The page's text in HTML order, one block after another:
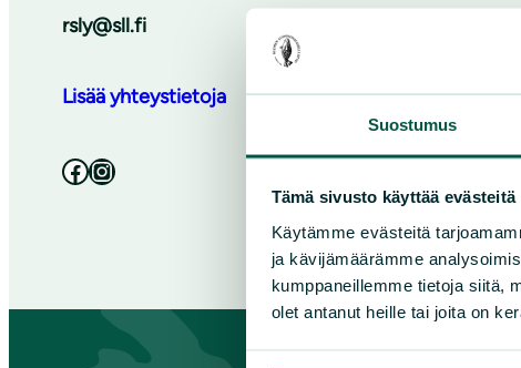
Suostumus
Tämä sivusto käyttää evästeitä
Käytämme evästeitä
ja kävijämäärämme
kumppaneillemme tietoja siitä,
olet antanut heille tai joita on
rsly@sll.fi
Lisää yhteystietoja
Facebook Instagram